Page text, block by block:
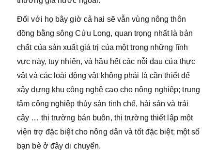
Đối với họ bây giờ cả hai sẽ vẫn vùng nông thôn
đồng bằng sông Cửu Long, quan trọng nhất là bản
chất của sản xuất giá trị của một trong những lĩnh
vực này, tuy nhiên, và hầu hết các nỗi đau của thực
vật và các loài động vật không phải là cần thiết để
xây dựng khu công nghệ cao cho nông nghiệp; trung
tâm công nghiệp thủy sản tinh chế, hải sản và trái
cây … thị trường bán buôn, thị trường thiết lập một
viện trợ đặc biệt cho nông dân và tốt đặc biệt; một số
bạn bè ở đây di chuyển.